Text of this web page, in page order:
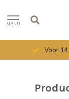
MENU
Voor